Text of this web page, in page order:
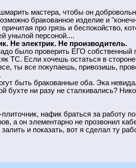
мастера, чтобы он
бракованное изделие и
про грязь и беспокойство,
унылой персоной....
Не электрик. Не производитель.
было проверить ЕГО собственный
ТС. Если хочешь остаться в
ты все покупаешь, привозишь,
быть бракованные оба. Эка
бухте ни разу не сталкивались?
нафик браться за работу
а он элементарно не прозвонил
и показать, вот я сделал ту